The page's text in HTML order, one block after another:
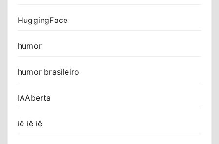
HuggingFace
humor
humor brasileiro
IAAberta
iê iê iê